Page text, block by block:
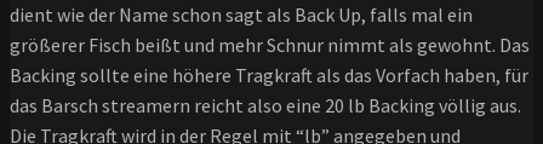
dient wie der Name schon sagt als Back Up, falls mal ein
größerer Fisch beißt und mehr Schnur nimmt als gewohnt. Das
Backing sollte eine höhere Tragkraft als das Vorfach haben, für
das Barsch streamern reicht also eine 20 lb Backing völlig aus.
Die Tragkraft wird in der Regel mit “lb” angegeben und